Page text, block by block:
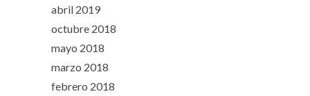
abril 2019
octubre 2018
mayo 2018
marzo 2018
febrero 2018